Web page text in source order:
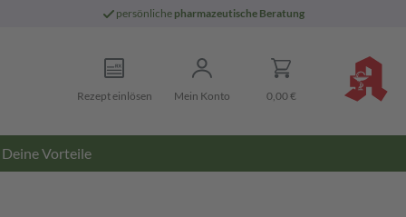
persönliche pharmazeutische Beratung
Rezept einlösen Mein Konto 0,00 €
Deine Vorteile